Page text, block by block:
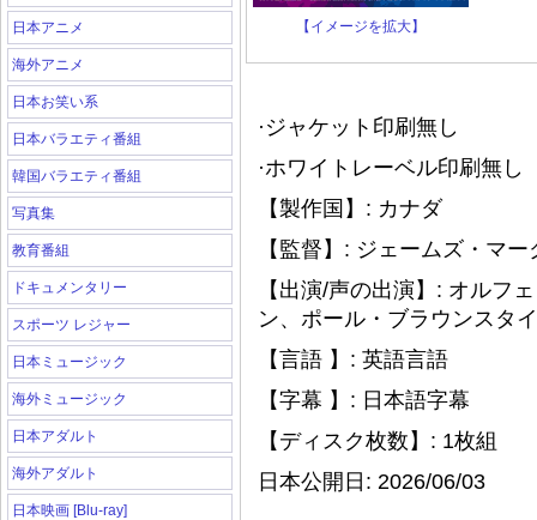
日本アニメ
海外アニメ
日本お笑い系
日本バラエティ番組
韓国バラエティ番組
写真集
教育番組
ドキュメンタリー
スポーツ レジャー
日本ミュージック
海外ミュージック
日本アダルト
海外アダルト
日本映画 [Blu-ray]
【イメージを拡大】
·ジャケット印刷無し
·ホワイトレーベル印刷無
【製作国】: カナダ
【監督】: ジェームズ・マー
【出演/声の出演】: オルフ
ン、ポール・ブラウンスタ
【言語 】: 英語言語
【字幕 】: 日本語字幕
【ディスク枚数】: 1枚組
日本公開日: 2026/06/03